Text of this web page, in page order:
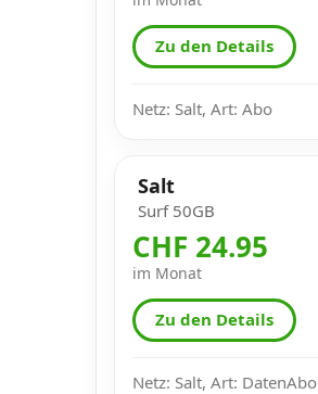
Zu den Details
Netz: Salt, Art: Abo
Salt
Surf 50GB
CHF 24.95
im Monat
Zu den Details
Netz: Salt, Art: DatenAbo